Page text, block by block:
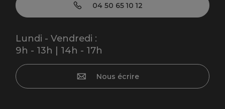
04 50 65 10 12
Lundi - Vendredi :
9h - 13h | 14h - 17h
Nous écrire